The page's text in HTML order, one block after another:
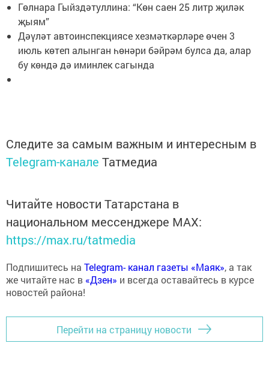
Гөлнара Гыйздәтуллина: “Көн саен 25 литр җиләк
җыям”
Дәүләт автоинспекциясе хезмәткәрләре өчен 3
июль көтеп алынган һөнәри бәйрәм булса да, алар
бу көндә дә иминлек сагында
Следите за самым важным и интересным в
Telegram-канале Татмедиа
Читайте новости Татарстана в
национальном мессенджере MАХ:
https://max.ru/tatmedia
Подпишитесь на Telegram- канал газеты «Маяк», а так
же читайте нас в «Дзен» и всегда оставайтесь в курсе
новостей района!
Перейти на страницу новости